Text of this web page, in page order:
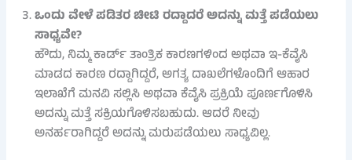
ಒಂದು ವೇಳೆ ಪಡಿತರ ಚೀಟಿ ರದ್ದಾದರೆ ಅದನ್ನು ಮತ್ತೆ ಪಡೆಯಲು
ಸಾಧ್ಯವೇ?
ಹೌದು, ನಿಮ್ಮ ಕಾರ್ಡ್ ತಾಂತ್ರಿಕ ಕಾರಣಗಳಿಂದ ಅಥವಾ ಇ-ಕೆವೈಸಿ
ಮಾಡದ ಕಾರಣ ರದ್ದಾಗಿದ್ದರೆ, ಅಗತ್ಯ ದಾಖಲೆಗಳೊಂದಿಗೆ ಆಹಾರ
ಇಲಾಖೆಗೆ ಮನವಿ ಸಲ್ಲಿಸಿ ಅಥವಾ ಕೆವೈಸಿ ಪ್ರಕ್ರಿಯೆ ಪೂರ್ಣಗೊಳಿಸಿ
ಅದನ್ನು ಮತ್ತೆ ಸಕ್ರಿಯಗೊಳಿಸಬಹುದು. ಆದರೆ ನೀವು
ಅನರ್ಹರಾಗಿದ್ದರೆ ಅದನ್ನು ಮರುಪಡೆಯಲು ಸಾಧ್ಯವಿಲ್ಲ.